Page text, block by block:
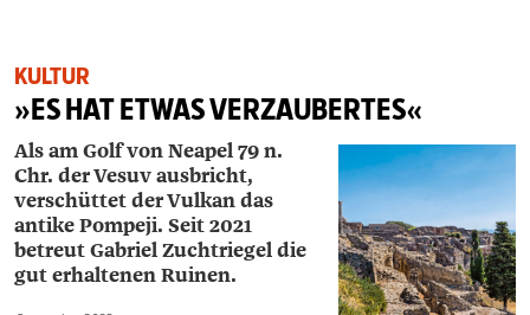
KULTUR
»ES HAT ETWAS VERZAUBERTES«
Als am Golf von Neapel 79 n.
Chr. der Vesuv ausbricht,
verschüttet der Vulkan das
antike Pompeji. Seit 2021
betreut ­Gabriel ­Zuchtriegel die
gut erhaltenen Ruinen.